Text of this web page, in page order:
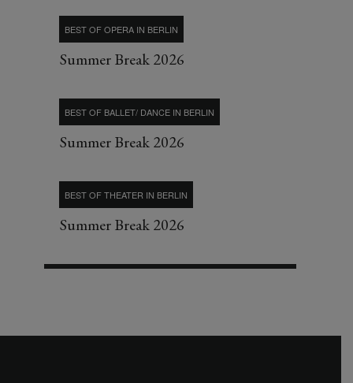
BEST OF OPERA IN BERLIN
Summer Break 2026
BEST OF BALLET/ DANCE IN BERLIN
Summer Break 2026
BEST OF THEATER IN BERLIN
Summer Break 2026